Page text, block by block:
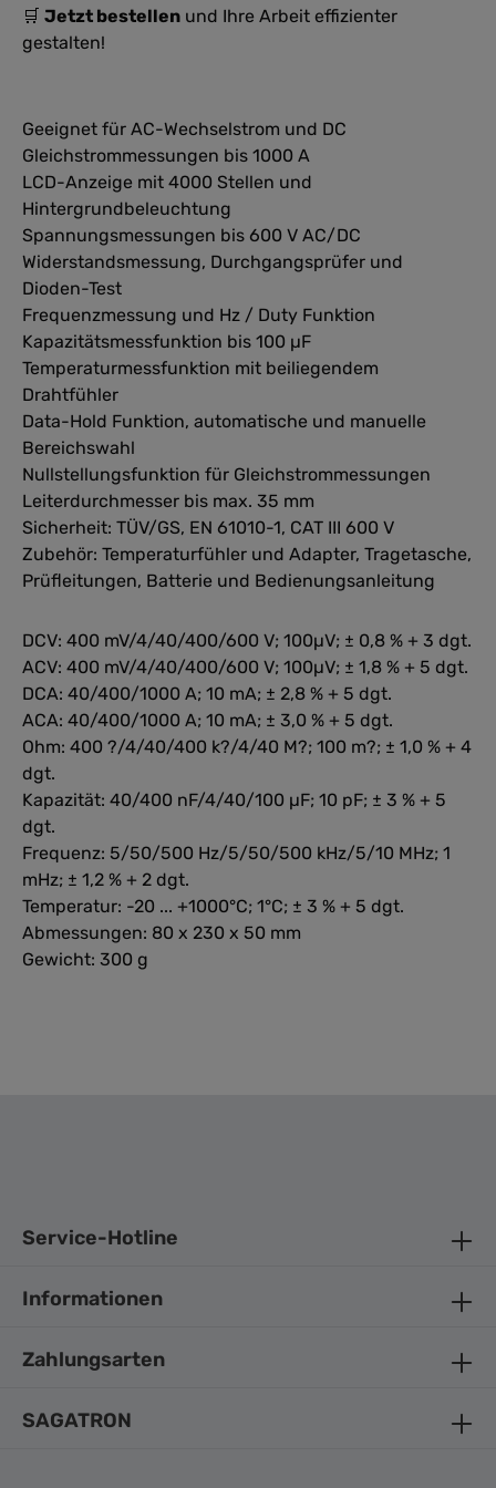
🛒 Jetzt bestellen und Ihre Arbeit effizienter
gestalten!
Geeignet für AC-Wechselstrom und DC
Gleichstrommessungen bis 1000 A
LCD-Anzeige mit 4000 Stellen und
Hintergrundbeleuchtung
Spannungsmessungen bis 600 V AC/DC
Widerstandsmessung, Durchgangsprüfer und
Dioden-Test
Frequenzmessung und Hz / Duty Funktion
Kapazitätsmessfunktion bis 100 µF
Temperaturmessfunktion mit beiliegendem
Drahtfühler
Data-Hold Funktion, automatische und manuelle
Bereichswahl
Nullstellungsfunktion für Gleichstrommessungen
Leiterdurchmesser bis max. 35 mm
Sicherheit: TÜV/GS, EN 61010-1, CAT III 600 V
Zubehör: Temperaturfühler und Adapter, Tragetasche,
Prüfleitungen, Batterie und Bedienungsanleitung
DCV: 400 mV/4/40/400/600 V; 100µV; ± 0,8 % + 3 dgt.
ACV: 400 mV/4/40/400/600 V; 100µV; ± 1,8 % + 5 dgt.
DCA: 40/400/1000 A; 10 mA; ± 2,8 % + 5 dgt.
ACA: 40/400/1000 A; 10 mA; ± 3,0 % + 5 dgt.
Ohm: 400 ?/4/40/400 k?/4/40 M?; 100 m?; ± 1,0 % + 4
dgt.
Kapazität: 40/400 nF/4/40/100 µF; 10 pF; ± 3 % + 5
dgt.
Frequenz: 5/50/500 Hz/5/50/500 kHz/5/10 MHz; 1
mHz; ± 1,2 % + 2 dgt.
Temperatur: -20 ... +1000°C; 1°C; ± 3 % + 5 dgt.
Abmessungen: 80 x 230 x 50 mm
Gewicht: 300 g
SAGATRON
Service-Hotline
Informationen
Zahlungsarten